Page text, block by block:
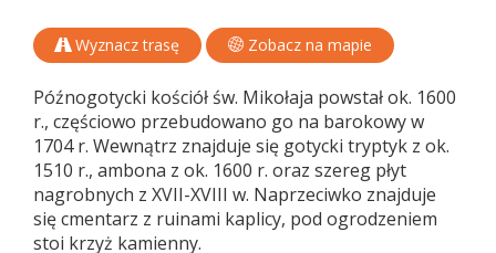
Wyznacz trasę Zobacz na mapie
Późnogotycki kościół św. Mikołaja powstał ok. 1600
r., częściowo przebudowano go na barokowy w
1704 r. Wewnątrz znajduje się gotycki tryptyk z ok.
1510 r., ambona z ok. 1600 r. oraz szereg płyt
nagrobnych z XVII-XVIII w. Naprzeciwko znajduje
się cmentarz z ruinami kaplicy, pod ogrodzeniem
stoi krzyż kamienny.